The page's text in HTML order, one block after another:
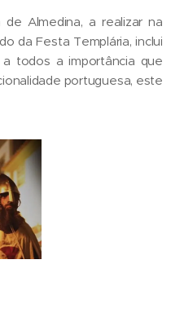
Almedina, a realizar na
da Festa Templária, inclui
todos a importância que
portuguesa, este